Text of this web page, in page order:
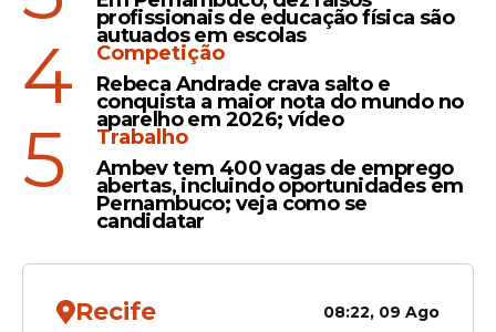
150 dias antes da eleição
A Lei das Eleições (Lei nº 9.504/1997)
determina que nenhum requerimento de
inscrição eleitoral ou de transferência de
domicílio seja recebido nos 150 dias
anteriores à data da votação. O primeiro
profissionais de educação física são
autuados em escolas
4
Competição
Rebeca Andrade crava salto e
conquista a maior nota do mundo no
aparelho em 2026; vídeo
5
Trabalho
Ambev tem 400 vagas de emprego
abertas, incluindo oportunidades em
Pernambuco; veja como se
candidatar
Recife 08:22, 09 Ago